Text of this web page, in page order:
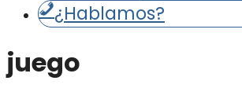
¿Hablamos?
juego